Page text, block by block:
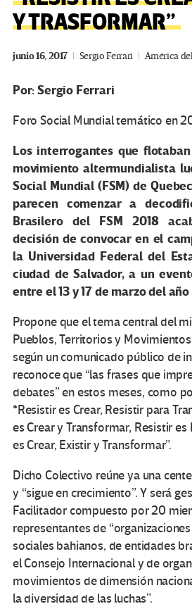
Y TRASFORMAR”
junio 16, 2017 Sergio Ferrari América
Por: Sergio Ferrari
Foro Social Mundial temático en
Los interrogantes que
movimiento altermundialista
Social Mundial (FSM) de
parecen comenzar a
Brasilero del FSM 2018
decisión de convocar en el
la Universidad Federal del
ciudad de Salvador, a un
entre el 13 y 17 de marzo del
Propone que el tema central del
Pueblos, Territorios y
según un comunicado público de
reconoce que “las frases que
debates” en estos meses, como
*Resistir es Crear, Resistir para
es Crear y Transformar, Resistir es
es Crear, Existir y Transformar”.
Dicho Colectivo reúne ya una
y “sigue en crecimiento”. Y será
Facilitador compuesto por 20
representantes de
sociales bahianos, de entidades
el Consejo Internacional y de
movimientos de dimensión
la diversidad de las luchas”.